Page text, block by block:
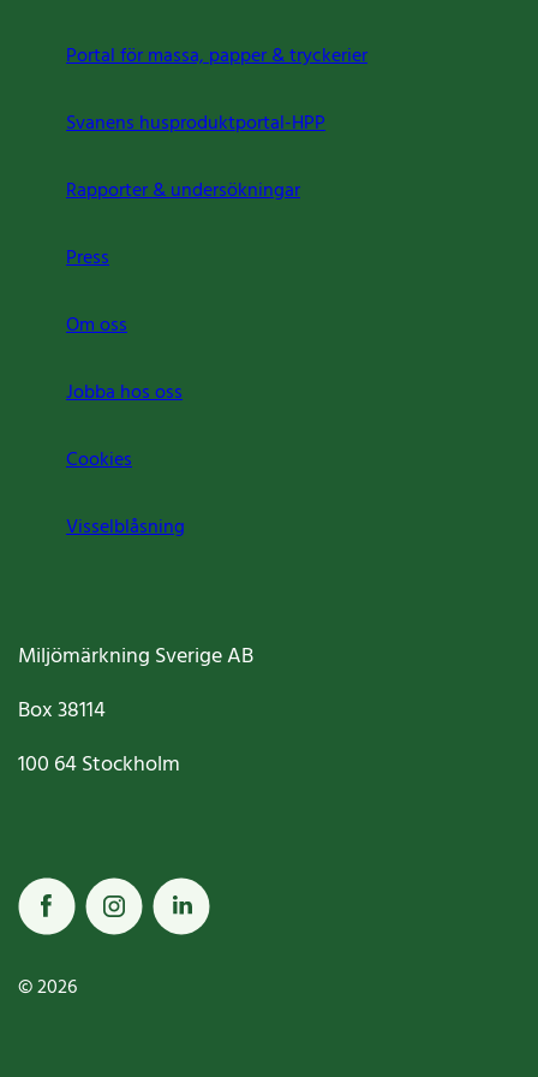
Portal för massa, papper & tryckerier
Svanens husproduktportal-HPP
Rapporter & undersökningar
Press
Om oss
Jobba hos oss
Cookies
Visselblåsning
Miljömärkning Sverige AB
Box38114
100 64Stockholm
© 2026